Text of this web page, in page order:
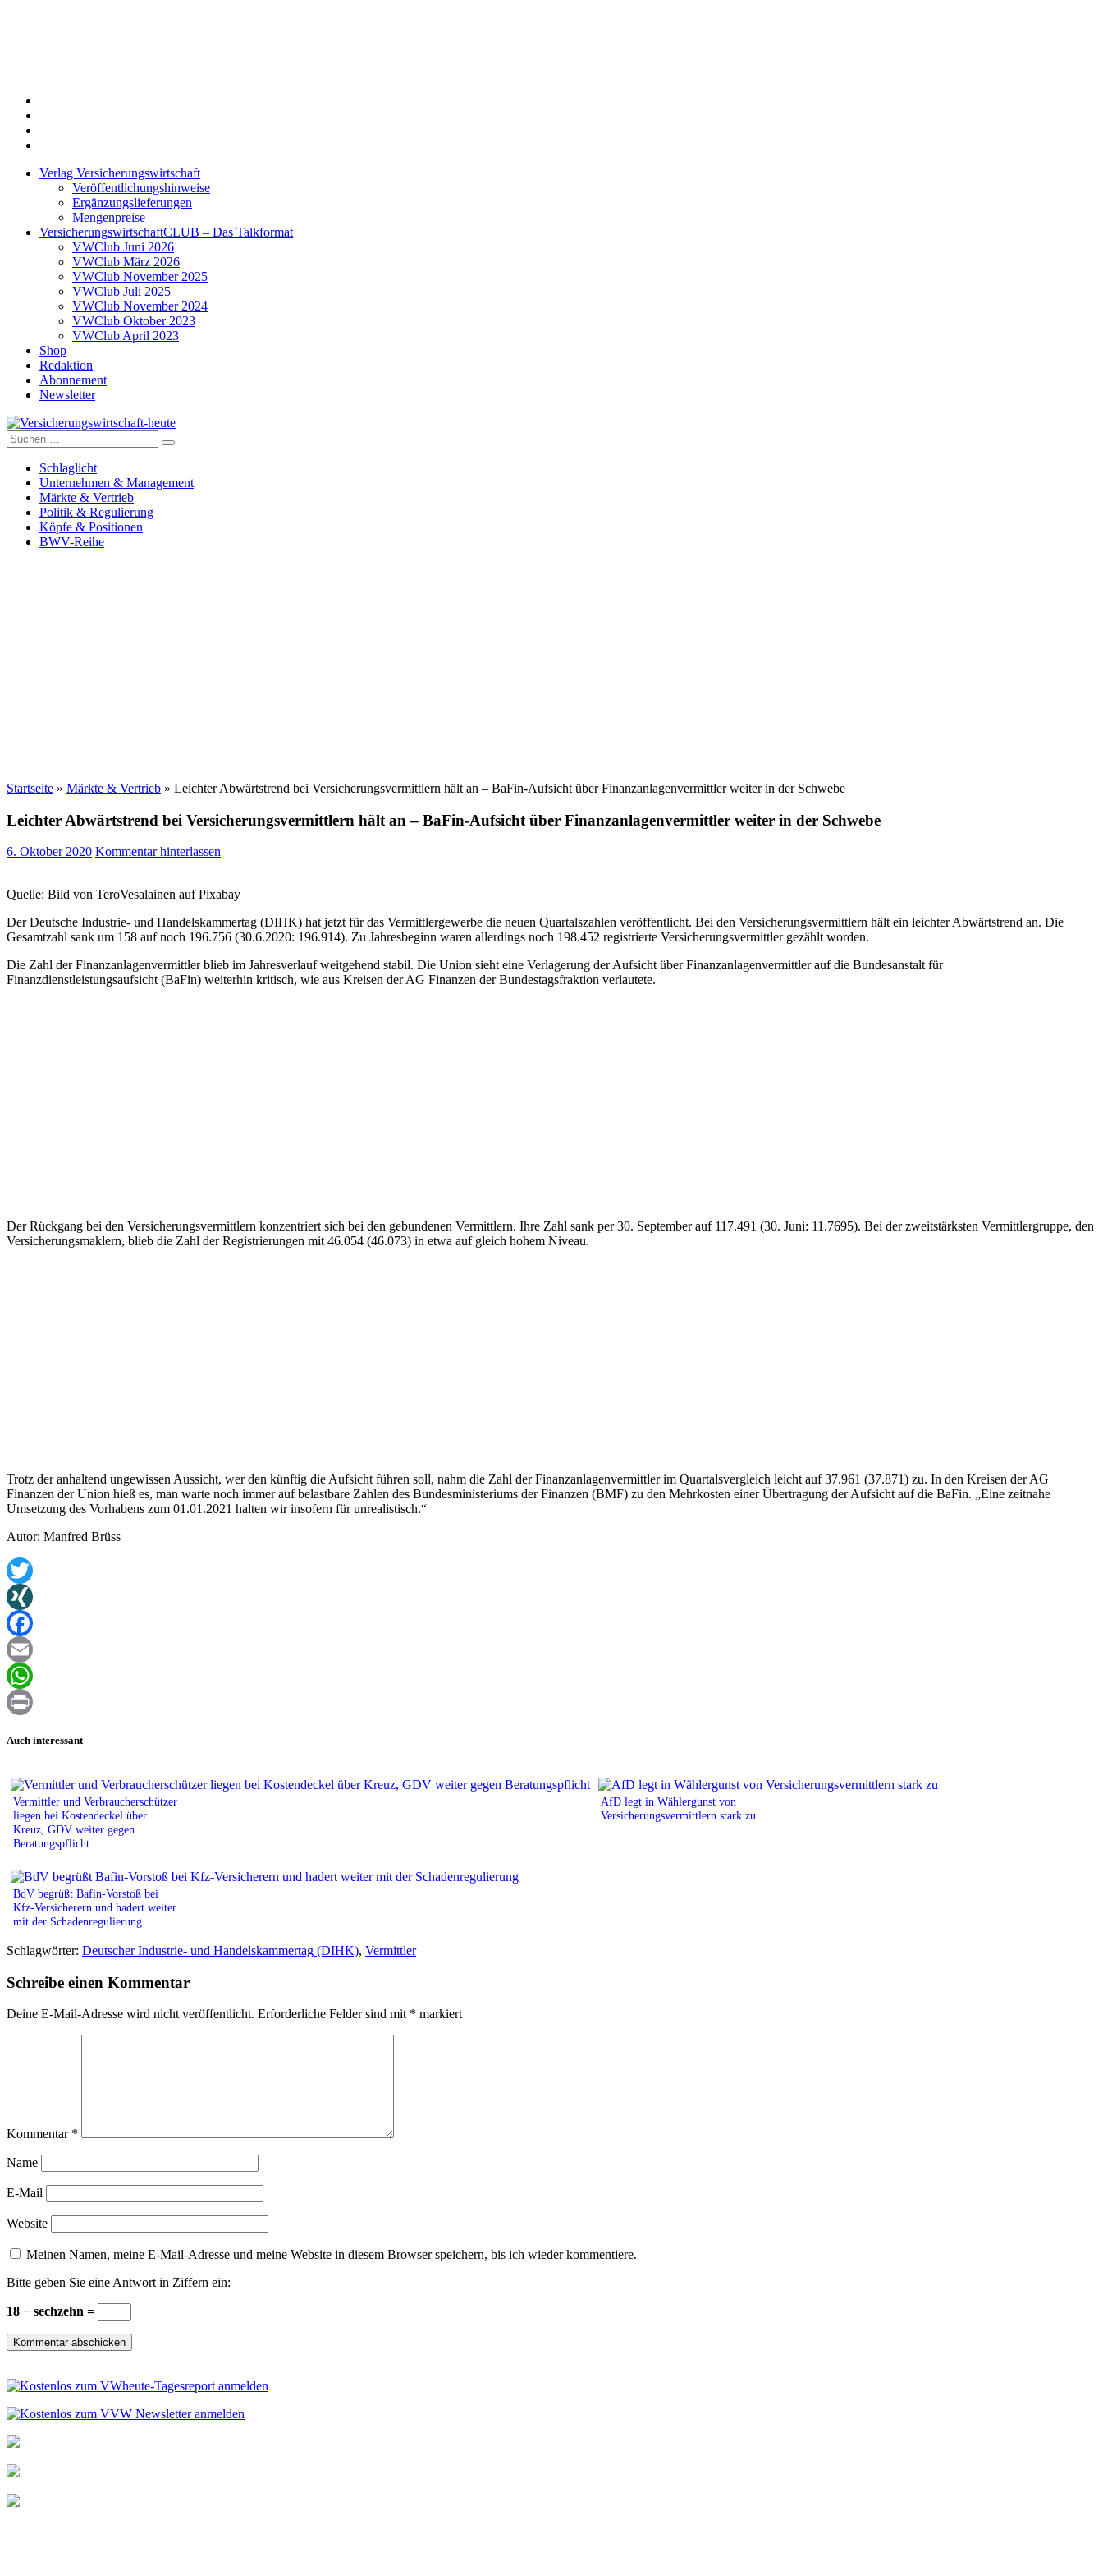
Verlag Versicherungswirtschaft
Veröffentlichungshinweise
Ergänzungslieferungen
Mengenpreise
VersicherungswirtschaftCLUB – Das Talkformat
VWClub Juni 2026
VWClub März 2026
VWClub November 2025
VWClub Juli 2025
VWClub November 2024
VWClub Oktober 2023
VWClub April 2023
Shop
Redaktion
Abonnement
Newsletter
Versicherungswirtschaft-heute
Suche
nach:
Schlaglicht
Unternehmen & Management
Märkte & Vertrieb
Politik & Regulierung
Köpfe & Positionen
BWV-Reihe
Startseite » Märkte & Vertrieb » Leichter Abwärtstrend bei Versicherungsvermittlern hält an – BaFin-Aufsicht über Finanzanlagenvermittler weiter in der Schwebe
Leichter Abwärtstrend bei Versicherungsvermittlern hält an – BaFin-Aufsicht über Finanzanlagenvermittler weiter in der Schwebe
6. Oktober 2020 Kommentar hinterlassen
Quelle: Bild von TeroVesalainen auf Pixabay
Der Deutsche Industrie- und Handelskammertag (DIHK) hat jetzt für das Vermittlergewerbe die neuen Quartalszahlen veröffentlicht. Bei den Versicherungsvermittlern hält ein leichter Abwärtstrend an. Die
Gesamtzahl sank um 158 auf noch 196.756 (30.6.2020: 196.914). Zu Jahresbeginn waren allerdings noch 198.452 registrierte Versicherungsvermittler gezählt worden.
Die Zahl der Finanzanlagenvermittler blieb im Jahresverlauf weitgehend stabil. Die Union sieht eine Verlagerung der Aufsicht über Finanzanlagenvermittler auf die Bundesanstalt für
Finanzdienstleistungsaufsicht (BaFin) weiterhin kritisch, wie aus Kreisen der AG Finanzen der Bundestagsfraktion verlautete.
Der Rückgang bei den Versicherungsvermittlern konzentriert sich bei den gebundenen Vermittlern. Ihre Zahl sank per 30. September auf 117.491 (30. Juni: 11.7695). Bei der zweitstärksten Vermittlergruppe, den
Versicherungsmaklern, blieb die Zahl der Registrierungen mit 46.054 (46.073) in etwa auf gleich hohem Niveau.
Trotz der anhaltend ungewissen Aussicht, wer den künftig die Aufsicht führen soll, nahm die Zahl der Finanzanlagenvermittler im Quartalsvergleich leicht auf 37.961 (37.871) zu. In den Kreisen der AG
Finanzen der Union hieß es, man warte noch immer auf belastbare Zahlen des Bundesministeriums der Finanzen (BMF) zu den Mehrkosten einer Übertragung der Aufsicht auf die BaFin. „Eine zeitnahe
Umsetzung des Vorhabens zum 01.01.2021 halten wir insofern für unrealistisch.“
Autor: Manfred Brüss
Twitter
XING
Facebook
Email
WhatsApp
Auch interessant
Vermittler und Verbraucherschützer
liegen bei Kostendeckel über
Kreuz, GDV weiter gegen
Beratungspflicht
AfD legt in Wählergunst von
Versicherungsvermittlern stark zu
BdV begrüßt Bafin-Vorstoß bei
Kfz-Versicherern und hadert weiter
mit der Schadenregulierung
Schlagwörter: Deutscher Industrie- und Handelskammertag (DIHK), Vermittler
Schreibe einen Kommentar
Deine E-Mail-Adresse wird nicht veröffentlicht. Erforderliche Felder sind mit * markiert
Kommentar *
Name
E-Mail
Website
Meinen Namen, meine E-Mail-Adresse und meine Website in diesem Browser speichern, bis ich wieder kommentiere.
Bitte geben Sie eine Antwort in Ziffern ein:
18 − sechzehn =